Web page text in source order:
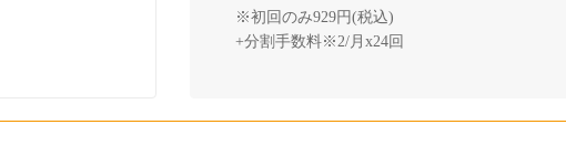
※初回のみ929円(税込)
+分割手数料※2/月x24回